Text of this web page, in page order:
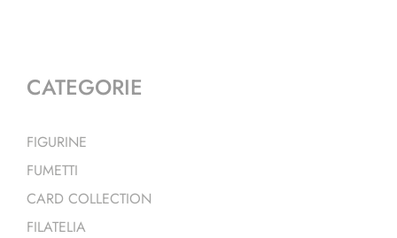
CATEGORIE
FIGURINE
FUMETTI
CARD COLLECTION
FILATELIA